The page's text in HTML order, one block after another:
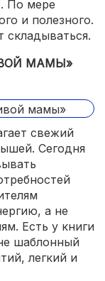
По мере
и полезного.
складываться.
МАМЫ»
свежий
Сегодня
а не
Есть у книги
шаблонный
легкий и